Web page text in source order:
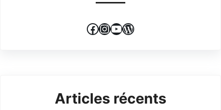
Facebook
Instagram
YouTube
WordPress
Articles récents